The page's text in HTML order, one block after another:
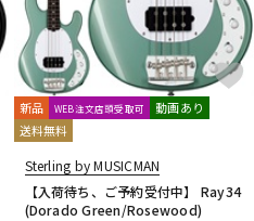
新品 WEB注文店頭受取可
動画あり
送料無料
Sterling by MUSICMAN
【入荷待ち、ご予約受付中】 Ray34
(Dorado Green/Rosewood)